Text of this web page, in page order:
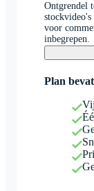
Ontgrendel
voor
inbegrepen.
Plan